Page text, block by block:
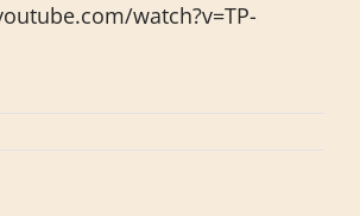
watch?v=TP-